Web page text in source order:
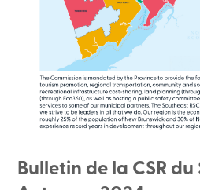
Bulletin de la CSR du